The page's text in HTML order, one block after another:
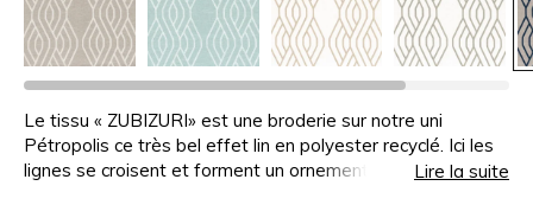
Le tissu « ZUBIZURI» est une broderie sur notre uni
Pétropolis ce très bel effet lin en polyester recyclé. Ici les
lignes se croisent et forment un ornement à la foisLire la suite